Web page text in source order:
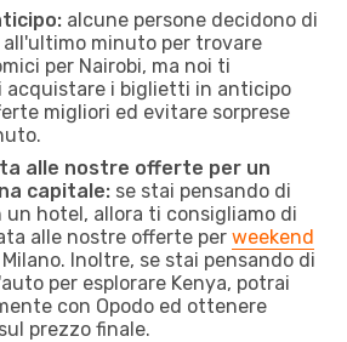
alcune persone decidono di
minuto per trovare
per Nairobi, ma noi ti
acquistare i biglietti in anticipo
migliori ed evitare sorprese
alle nostre offerte per un
capitale: se stai pensando di
un hotel, allora ti consigliamo di
alle nostre offerte per weekend
Inoltre, se stai pensando di
per esplorare Kenya, potrai
con Opodo ed ottenere
prezzo finale.